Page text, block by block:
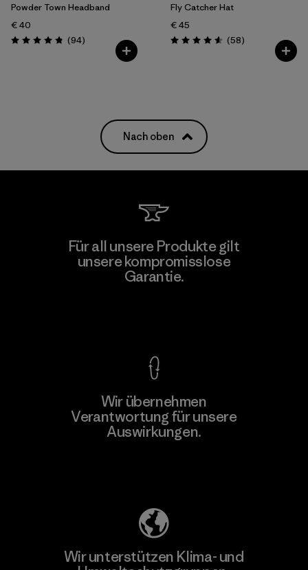
Powder Town Headband
€ 40
Bewertung: 4.9 / 5
(94Rezensionen
)
Fly Catcher Hat
€ 45
Bewertung: 4.6 / 5
(58Rezensionen
)
Nach oben
Für all unsere Produkte gilt
unsere kompromisslose
Garantie.
Wir übernehmen
Verantwortung für unsere
Auswirkungen.
Wir unterstützen Klima- und